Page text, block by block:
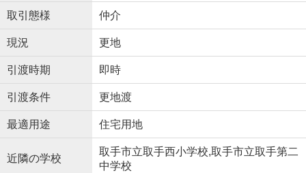
取引態様 仲介
現況 更地
引渡時期 即時
引渡条件 更地渡
最適用途 住宅用地
近隣の学校
取手市立取手西小学校,取手市立取手第二
中学校